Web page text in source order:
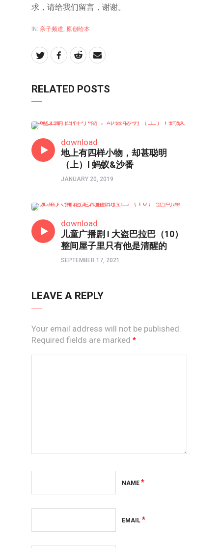
求，请给我们留言，谢谢。
IN: 亲子频道, 原创绘本
RELATED POSTS
download
地上有四样小物，却甚聪明
（上）l 蚂蚁&沙番
JANUARY 20, 2019
download
儿童广播剧 I 大盗巴拉巴（10）
整间屋子里只有他是清醒的
SEPTEMBER 17, 2021
LEAVE A REPLY
Your email address will not be published.
Required fields are marked *
NAME *
EMAIL *